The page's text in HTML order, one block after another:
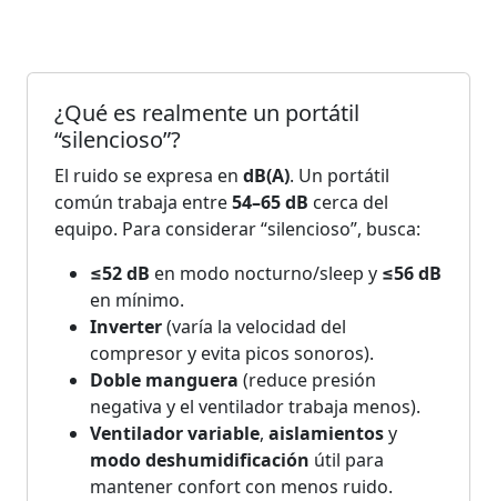
¿Qué es realmente un portátil
“silencioso”?
El ruido se expresa en dB(A). Un portátil
común trabaja entre54–65 dB cerca del
equipo. Para considerar “silencioso”, busca:
≤52 dB en modo nocturno/sleep y ≤56 dB
en mínimo.
Inverter(varía la velocidad del
compresor y evita picos sonoros).
Doble manguera (reduce presión
negativa y el ventilador trabaja menos).
Ventilador variable, aislamientosy
modo deshumidificación útil para
mantener confort con menos ruido.